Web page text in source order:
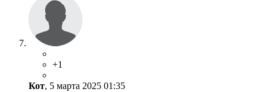
+1
Кот, 5 марта 2025 01:35